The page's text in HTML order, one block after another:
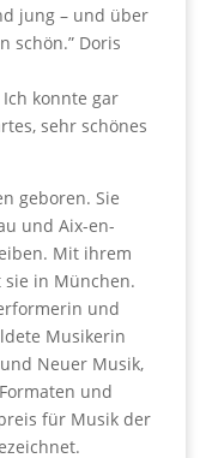
jung – und über
schön.” Doris
konnte gar
sehr schönes
geboren. Sie
und Aix-en-
Mit ihrem
in München.
und
Musikerin
Neuer Musik,
und
für Musik der